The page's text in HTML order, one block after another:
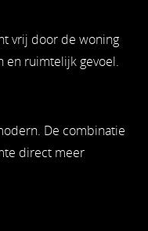
vrij door de woning
en ruimtelijk gevoel.
De combinatie
direct meer